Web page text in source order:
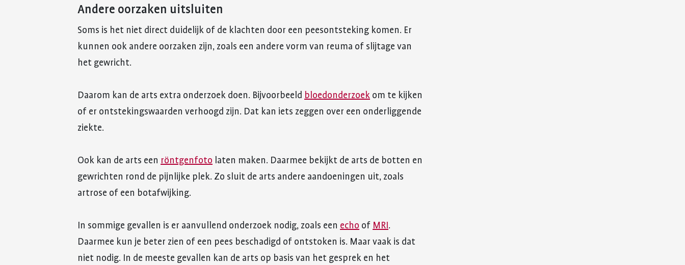
Andere oorzaken uitsluiten
Soms is het niet direct duidelijk of de klachten door een peesontsteking komen. Er
kunnen ook andere oorzaken zijn, zoals een andere vorm van reuma of slijtage van
het gewricht.
Daarom kan de arts extra onderzoek doen. Bijvoorbeeld bloedonderzoek om te kijken
of er ontstekingswaarden verhoogd zijn. Dat kan iets zeggen over een onderliggende
ziekte.
Ook kan de arts een röntgenfoto laten maken. Daarmee bekijkt de arts de botten en
gewrichten rond de pijnlijke plek. Zo sluit de arts andere aandoeningen uit, zoals
artrose of een botafwijking.
In sommige gevallen is er aanvullend onderzoek nodig, zoals een echo of MRI .
Daarmee kun je beter zien of een pees beschadigd of ontstoken is. Maar vaak is dat
niet nodig. In de meeste gevallen kan de arts op basis van het gesprek en het